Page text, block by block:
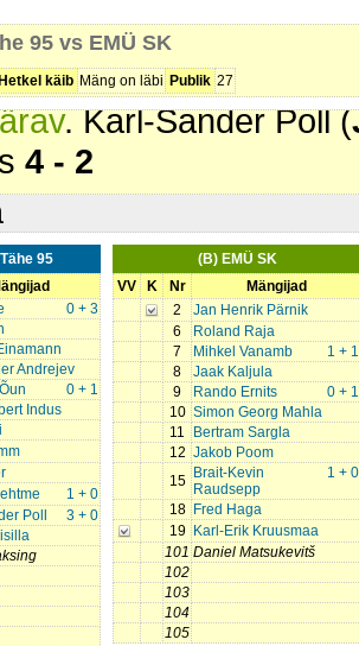
95 vs EMÜ SK
Hetkel käib Mäng on läbi Publik 27
. Karl-Sander Poll (
3 - 2
. Karl-Sander Poll (
4 - 2
95
0 + 3
Andrejev
0 + 1
Indus
1 + 0
3 + 0
Poll
(B) EMÜ SK
VV
K Nr
Mängijad
2
Jan Henrik Pärnik
6
Roland Raja
7
1 + 1
Mihkel Vanamb
8
Jaak Kaljula
9
0 + 1
Rando Ernits
10 Simon Georg Mahla
11
Bertram Sargla
12 Jakob Poom
15
1 + 0
Brait-Kevin
Raudsepp
18
Fred Haga
19
Karl-Erik Kruusmaa
101 Daniel Matsukevitš
102
103
104
105